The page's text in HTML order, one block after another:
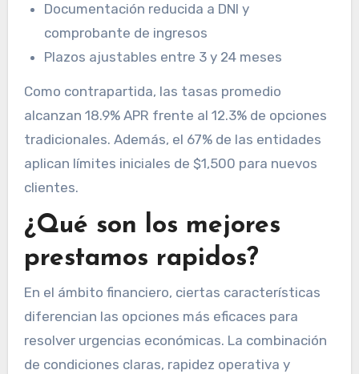
Documentación reducida a DNI y
comprobante de ingresos
Plazos ajustables entre 3 y 24 meses
Como contrapartida, las tasas promedio
alcanzan 18.9% APR frente al 12.3% de opciones
tradicionales. Además, el 67% de las entidades
aplican límites iniciales de $1,500 para nuevos
clientes.
¿Qué son los mejores
prestamos rapidos?
En el ámbito financiero, ciertas características
diferencian las opciones más eficaces para
resolver urgencias económicas. La combinación
de condiciones claras, rapidez operativa y